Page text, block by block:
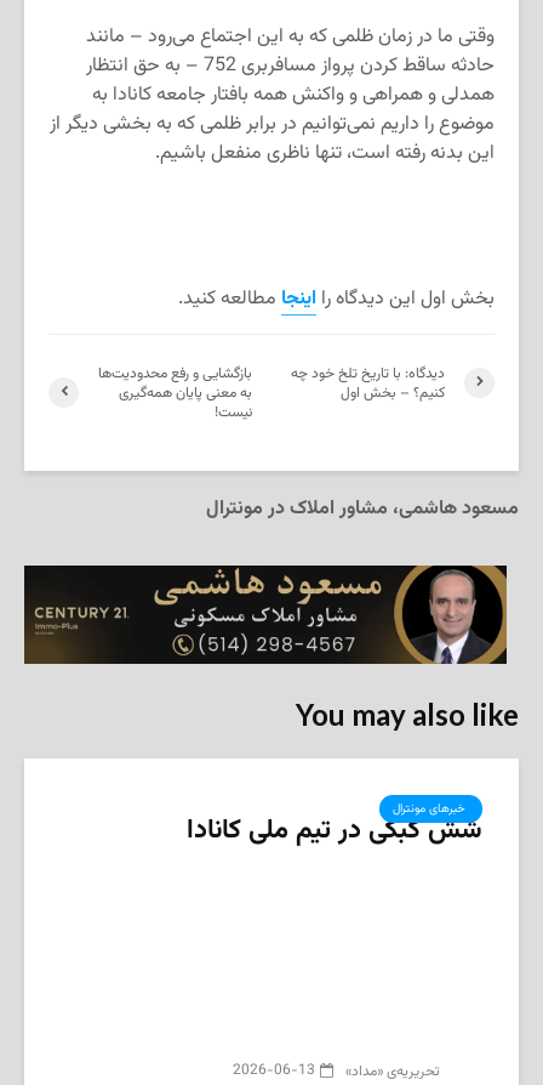
وقتی ما در زمان ظلمی که به این اجتماع می‌رود – مانند
حادثه ساقط کردن پرواز مسافربری 752 – به حق انتظار
همدلی و همراهی و واکنش همه بافتار جامعه کانادا به
موضوع را داریم نمی‌توانیم در برابر ظلمی که به بخشی دیگر از
این بدنه رفته است، تنها ناظری منفعل باشیم.
بخش اول این دیدگاه را اینجا مطالعه کنید.
بازگشایی‌ و رفع محدودیت‌ها
به معنی پایان همه‌گیری
نیست!
دیدگاه: با تاریخ تلخ خود چه
کنیم؟ – بخش اول
مسعود هاشمی، مشاور املاک در مونترال
You may also like
‌ خبرهای مونترال
شش کبکی در تیم ملی کانادا
تحریریه‌ی «مداد» 2026-06-13